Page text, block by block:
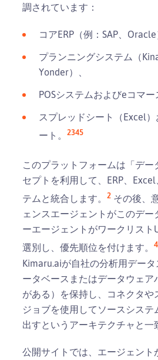
調されています：
コアERP（例：SAP、Oracle
プランニングシステム（
Yonder）、
POSシステムおよびeコマー
スプレッドシート（Excel
ート。 2345
このプラットフォームは「デー
セプトを利用して、ERP、
テムと統合します。 2 その後、
ェンスエージェントがこのデ
ーエージェントがワークリスト
選別し、優先順位を付けます。 4
Kimaru.aiが自社の分析用デー
ータベースまたはデータウェア
がある）を保持し、コネクタや
ジョブを使用してソースシステ
出すというアーキテクチャと一
公開サイトでは、エージェント